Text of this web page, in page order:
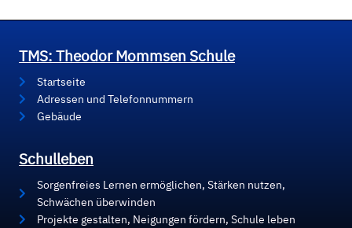
TMS: Theodor Mommsen Schule
Startseite
Adressen und Telefonnummern
Gebäude
Schulleben
Sorgenfreies Lernen ermöglichen, Stärken nutzen,
Schwächen überwinden
Projekte gestalten, Neigungen fördern, Schule leben